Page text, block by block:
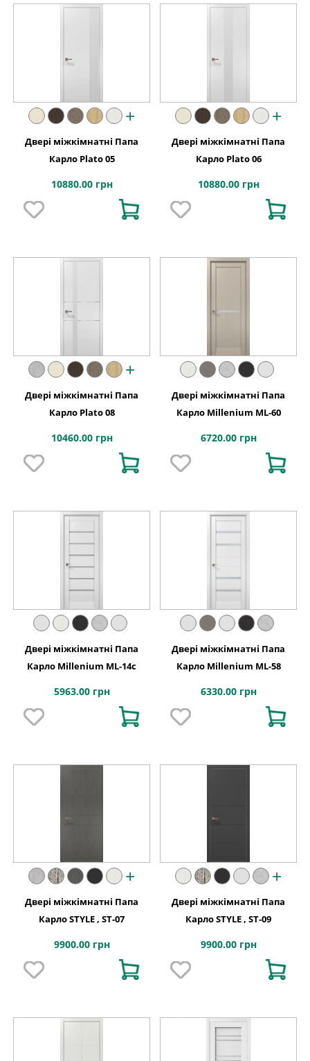
+
Двері міжкімнатні Папа
Карло Plato 05
10880.00 грн
+
Двері міжкімнатні Папа
Карло Plato 06
10880.00 грн
+
Двері міжкімнатні Папа
Карло Plato 08
10460.00 грн
Двері міжкімнатні Папа
Карло Millenium ML-60
6720.00 грн
Двері міжкімнатні Папа
Карло Millenium ML-14с
5963.00 грн
Двері міжкімнатні Папа
Карло Millenium ML-58
6330.00 грн
+
Двері міжкімнатні Папа
Карло STYLE , ST-07
9900.00 грн
+
Двері міжкімнатні Папа
Карло STYLE , ST-09
9900.00 грн